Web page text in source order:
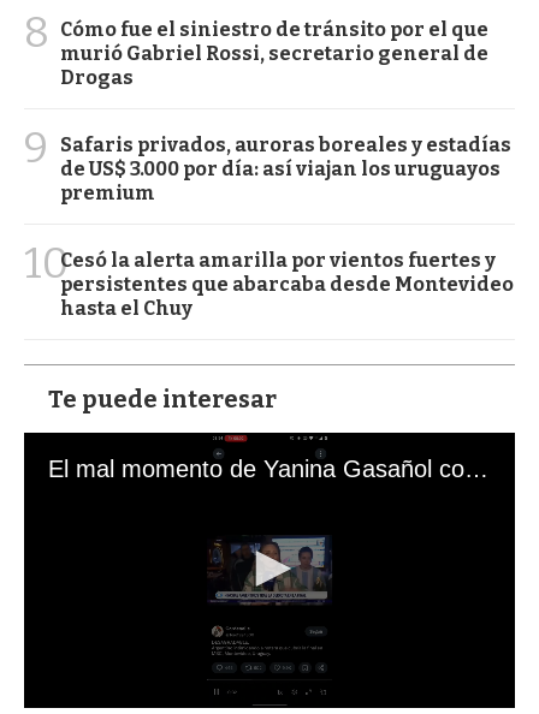
8
Cómo fue el siniestro de tránsito por el que
murió Gabriel Rossi, secretario general de
Drogas
9
Safaris privados, auroras boreales y estadías
de US$ 3.000 por día: así viajan los uruguayos
premium
10Cesó la alerta amarilla por vientos fuertes y
persistentes que abarcaba desde Montevideo
hasta el Chuy
Te puede interesar
El mal momento de Yanina Gasañol con un hincha argentino en "Subrayado"